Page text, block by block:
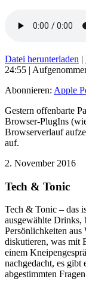
Datei herunterladen |
24:55 |
Abonnieren: Apple
Gestern offenbarte
Browser-PlugIns
Browserverlauf
auf.
2. November 2016
Tech & Tonic
Tech & Tonic – das
ausgewählte Drinks,
Persönlichkeiten
diskutieren, was mit
einem
nachgedacht, es gibt
abgestimmten